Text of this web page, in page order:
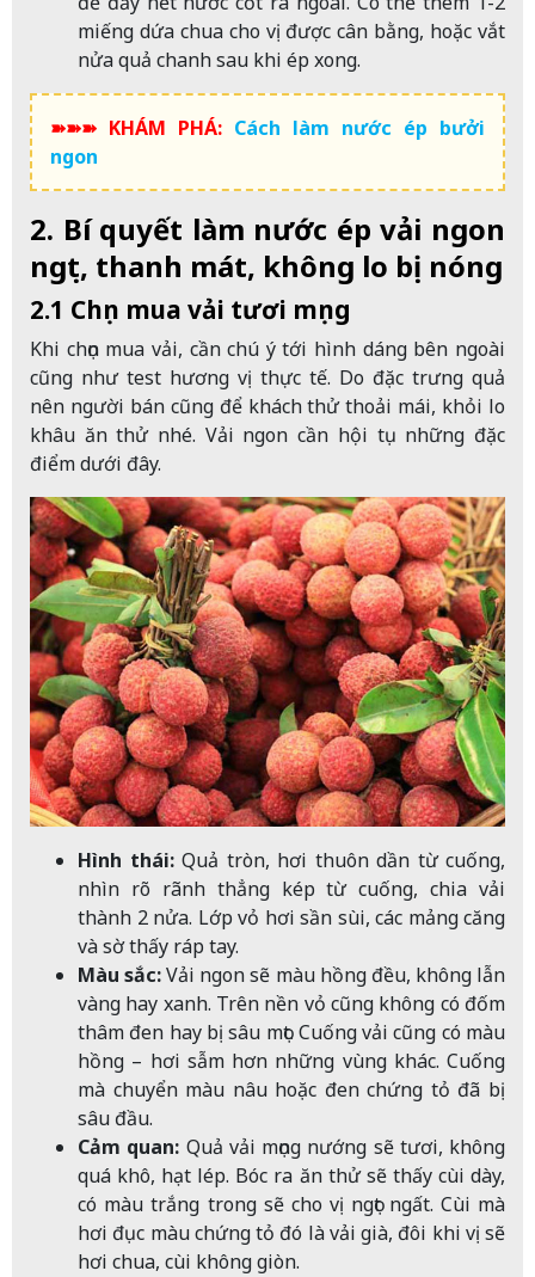
miếng dứa chua cho vị được cân bằng, hoặc vắt
nửa quả chanh sau khi ép xong.
➽➽➽ KHÁM PHÁ: Cách làm nước ép bưởi
ngon
2. Bí quyết làm nước ép vải ngon
ngọt, thanh mát, không lo bị nóng
2.1 Chọn mua vải tươi mọng
Khi chọn mua vải, cần chú ý tới hình dáng bên ngoài
cũng như test hương vị thực tế. Do đặc trưng quả
nên người bán cũng để khách thử thoải mái, khỏi lo
khâu ăn thử nhé. Vải ngon cần hội tụ những đặc
điểm dưới đây.
Hình thái:Quả tròn, hơi thuôn dần từ cuống,
nhìn rõ rãnh thẳng kép từ cuống, chia vải
thành 2 nửa. Lớp vỏ hơi sần sùi, các mảng căng
và sờ thấy ráp tay.
Màu sắc:Vải ngon sẽ màu hồng đều, không lẫn
vàng hay xanh. Trên nền vỏ cũng không có đốm
thâm đen hay bị sâu mọt. Cuống vải cũng có màu
hồng – hơi sẫm hơn những vùng khác. Cuống
mà chuyển màu nâu hoặc đen chứng tỏ đã bị
sâu đầu.
Cảm quan: Quả vải mọng nướng sẽ tươi, không
quá khô, hạt lép. Bóc ra ăn thử sẽ thấy cùi dày,
có màu trắng trong sẽ cho vị ngọt ngất. Cùi mà
hơi đục màu chứng tỏ đó là vải già, đôi khi vị sẽ
hơi chua, cùi không giòn.